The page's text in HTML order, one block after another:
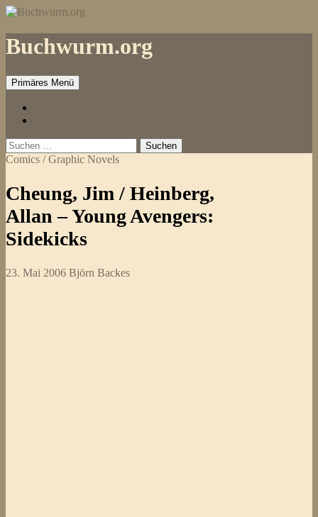
Zum
springen
Buchwurm.org
Primäres Menü
Suchen
nach:
Comics / Graphic Novels
Cheung, Jim / Heinberg,
Allan – Young Avengers:
Sidekicks
23. Mai 2006 Björn Backes